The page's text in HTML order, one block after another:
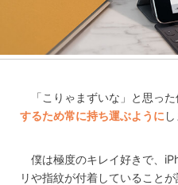
「こりゃまずいな」と思った
するため常に持ち運ぶように
僕は極度のキレイ好きで、
リや指紋が付着していること